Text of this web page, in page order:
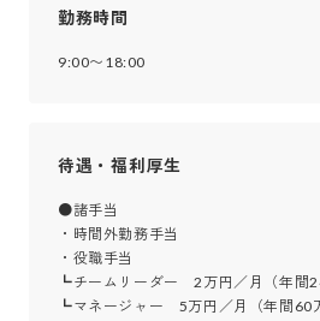
勤務時間
9:00〜18:00
待遇・福利厚生
●諸手当
・時間外勤務手当
・役職手当
┗チームリーダー　2万円／月（年間
┗マネージャー　5万円／月（年間60